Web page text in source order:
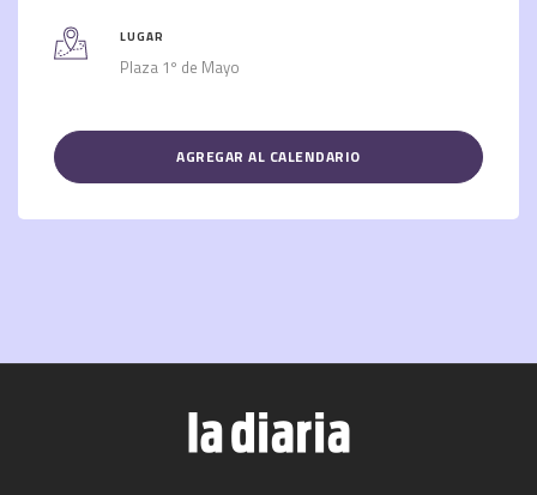
LUGAR
Plaza 1º de Mayo
AGREGAR AL CALENDARIO